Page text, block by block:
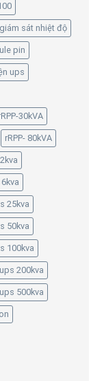
giám sát nhiệt độ
pin
ups
30kVA
rRPP- 80kVA
25kva
50kva
100kva
ups 200kva
ups 500kva